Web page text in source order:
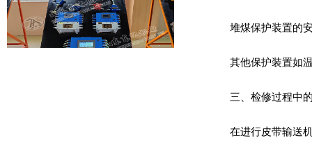
堆煤保护装置的
其他保护装置如
三、‌检修过程中
在进行皮带输送